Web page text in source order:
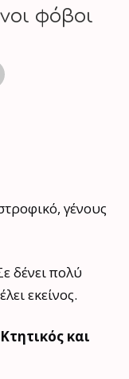
φόβοι
γένους
δένει πολύ
εκείνος.
και